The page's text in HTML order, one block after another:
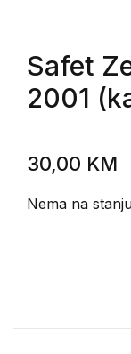
Safet
2001
30,00 KM
Nema na